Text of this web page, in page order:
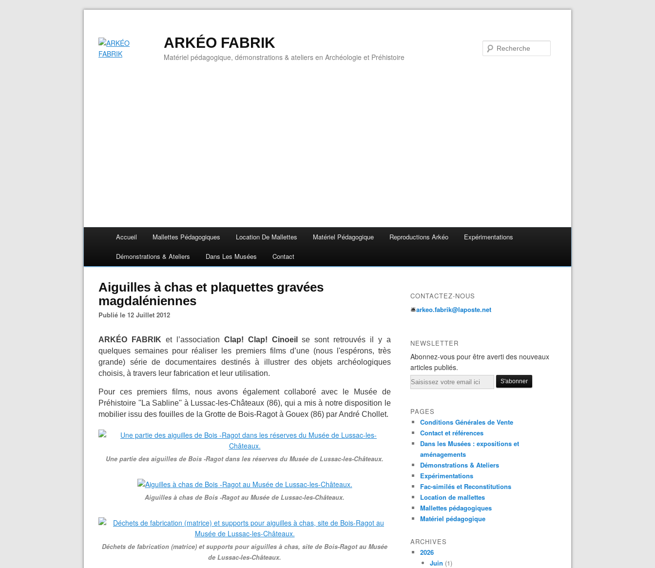
ARKÉO FABRIK
Matériel pédagogique, démonstrations & ateliers en Archéologie et Préhistoire
Accueil Mallettes Pédagogiques Location De Mallettes Matériel Pédagogique Reproductions Arkéo Expérimentations
Démonstrations & Ateliers Dans Les Musées Contact
Aiguilles à chas et plaquettes gravées
magdaléniennes
Publié le 12 Juillet 2012
ARKÉO FABRIK et l’association Clap! Clap! Cinoeil
se sont retrouvés il y a
quelques semaines pour réaliser les premiers films d’une (nous l'espérons, très
grande) série de documentaires destinés à illustrer des objets archéologiques
choisis, à travers leur fabrication et leur utilisation.
Pour ces premiers films, nous avons également collaboré avec le Musée de
Préhistoire ''La Sabline'' à Lussac-les-Châteaux (86), qui a mis à notre disposition le
mobilier issu des fouilles de la Grotte de Bois-Ragot à Gouex (86) par André Chollet.
Une partie des aiguilles de Bois -Ragot dans les réserves du Musée de Lussac-les-Châteaux.
Aiguilles à chas de Bois -Ragot au Musée de Lussac-les-Châteaux.
Déchets de fabrication (matrice) et supports pour aiguilles à chas, site de Bois-Ragot au Musée
de Lussac-les-Châteaux.
CONTACTEZ-NOUS
🛎arkeo.fabrik@laposte.net
NEWSLETTER
Abonnez-vous pour être averti des nouveaux
articles publiés.
Email
PAGES
Conditions Générales de Vente
Contact et références
Dans les Musées : expositions et
aménagements
Démonstrations & Ateliers
Expérimentations
Fac-similés et Reconstitutions
Location de mallettes
Mallettes pédagogiques
Matériel pédagogique
ARCHIVES
2026
Juin (1)